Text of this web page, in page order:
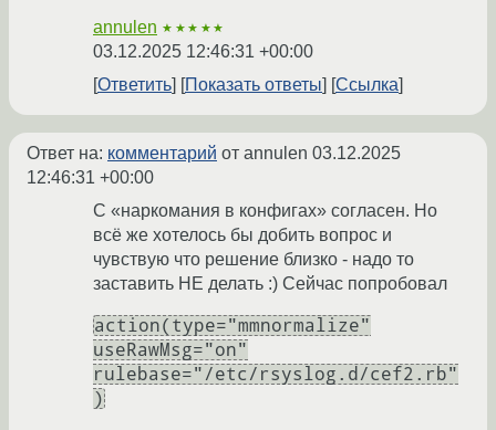
annulen ★★★★★
03.12.2025 12:46:31 +00:00
Ответить
Показать ответы Ссылка
Ответ на: комментарий от annulen 03.12.2025
12:46:31 +00:00
С «наркомания в конфигах» согласен. Но
всё же хотелось бы добить вопрос и
чувствую что решение близко - надо то
заставить НЕ делать :) Сейчас попробовал
action(type="mmnormalize"
useRawMsg="on"
rulebase="/etc/rsyslog.d/cef2.rb"
)